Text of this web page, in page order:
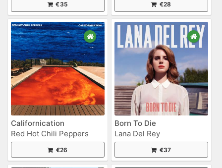
€35 €28
Californication
Red Hot Chili Peppers
€26
Born To Die
Lana Del Rey
€37